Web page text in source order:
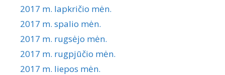
2017 m. lapkričio mėn.
2017 m. spalio mėn.
2017 m. rugsėjo mėn.
2017 m. rugpjūčio mėn.
2017 m. liepos mėn.